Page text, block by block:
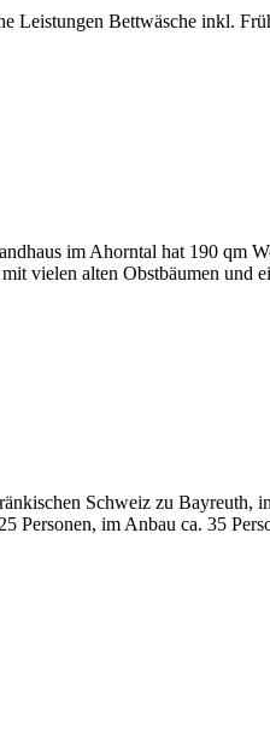
Leis­tungen Bett­wä­sche inkl.
im Ahorntal hat 190 qm
vielen alten Obst­bäumen
Schweiz zu Bayreuth,
Personen, im Anbau ca. 35